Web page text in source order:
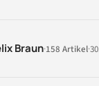
Braun·158 Artikel·